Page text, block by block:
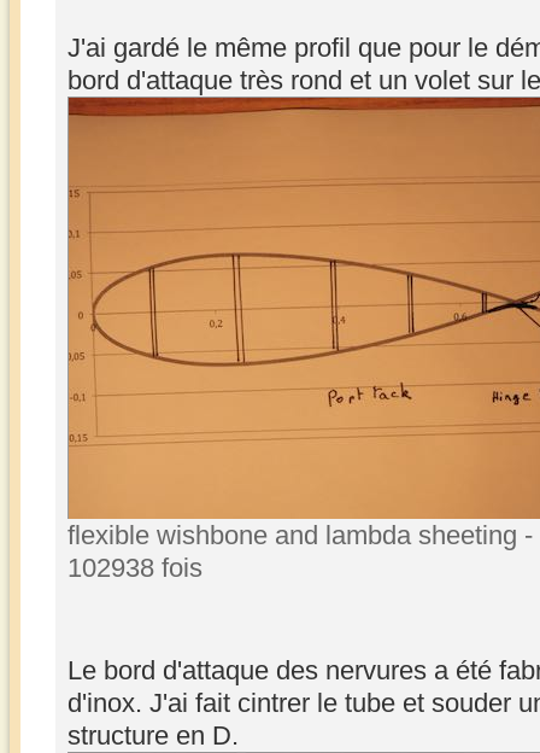
J'ai gardé le même profil que pour le
bord d'attaque très rond et un volet sur
flexible wishbone and lambda sheeting
102938 fois
Le bord d'attaque des nervures a été
d'inox. J'ai fait cintrer le tube et souder
structure en D.